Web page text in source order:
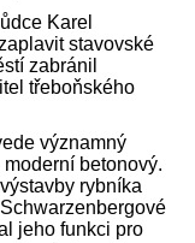
Karel
stavovské
zabránil
třeboňského
významný
betonový.
rybníka
jeho funkci pro